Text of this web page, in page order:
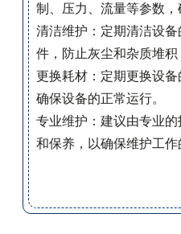
制、压力、流量等参数，
清洁维护：定期清洁设
件，防止灰尘和杂质堆积
更换耗材：定期更换设备
确保设备的正常运行。
专业维护：建议由专业
和保养，以确保维护工作